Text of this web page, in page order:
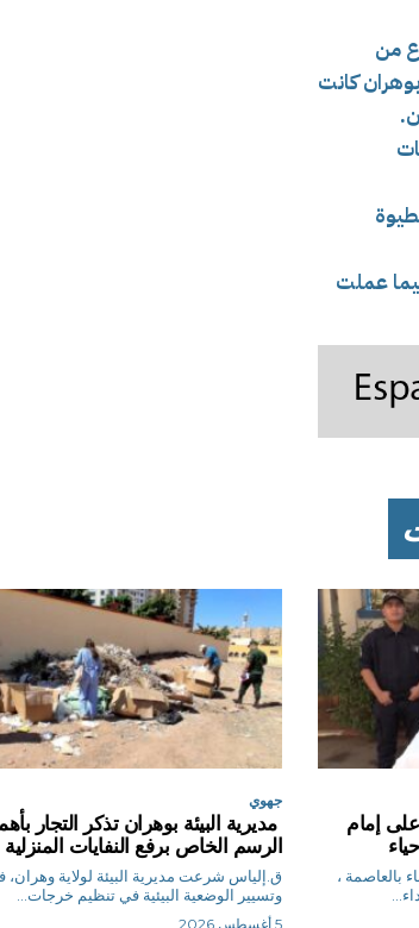
من
كانت
عملت
إمام
بالعاصمة ،
جهوي
مديرية البيئة بوهران تذكر التجار
الرسم الخاص برفع النفايات المنزلية
ق.إلياس شرعت مديرية البيئة لولاية
وتسيير الوضعية البيئية في تنظيم خرجات...
5 أغسطس 2026